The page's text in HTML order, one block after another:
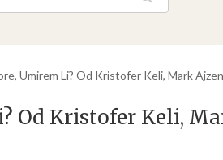
Umirem Li? Od Kristofer Keli, Mark
Od Kristofer Keli,